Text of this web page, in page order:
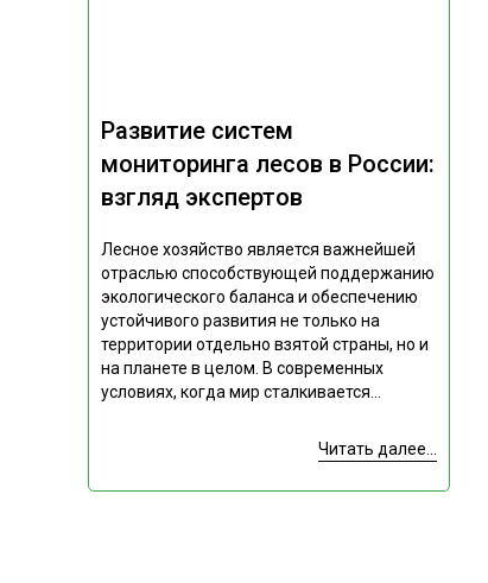
Развитие систем
мониторинга лесов в России:
взгляд экспертов
Лесное хозяйство является важнейшей
отраслью способствующей поддержанию
экологического баланса и обеспечению
устойчивого развития не только на
территории отдельно взятой страны, но и
на планете в целом. В современных
условиях, когда мир сталкивается...
Читать далее...